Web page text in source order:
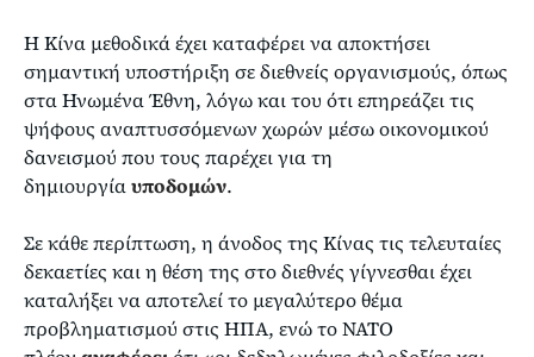
Η Κίνα μεθοδικά έχει καταφέρει να αποκτήσει
σημαντική υποστήριξη σε διεθνείς οργανισμούς, όπως
στα Ηνωμένα Έθνη, λόγω και του ότι επηρεάζει τις
ψήφους αναπτυσσόμενων χωρών μέσω οικονομικού
δανεισμού που τους παρέχει για τη
δημιουργίαυποδομών.
Σε κάθε περίπτωση, η άνοδος της Κίνας τις τελευταίες
δεκαετίες και η θέση της στο διεθνές γίγνεσθαι έχει
καταλήξει να αποτελεί το μεγαλύτερο θέμα
προβληματισμού στις ΗΠΑ, ενώ το ΝΑΤΟ